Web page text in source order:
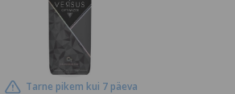
Tarne pikem kui 7 päeva